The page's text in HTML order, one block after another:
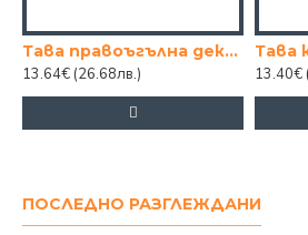
Тава правоъгълна декор CIRCLE 36см
13.64€ (26.68лв.)
13.40€
ПОСЛЕДНО РАЗГЛЕЖДАНИ